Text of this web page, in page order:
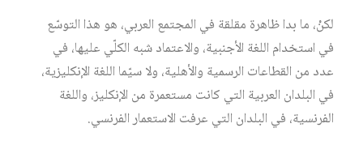
لكنْ، ما بدا ظاهرة مقلقة في المجتمع العربي، هو هذا التوسّع
في استخدام اللغة الأجنبية، والاعتماد شبه الكلّي عليها، في
عدد من القطاعات الرسمية والأهلية، ولا سيّما اللغة الإنكليزية،
في البلدان العربية التي كانت مستعمرة من الإنكليز، واللغة
الفرنسية، في البلدان التي عرفت الاستعمار الفرنسي.